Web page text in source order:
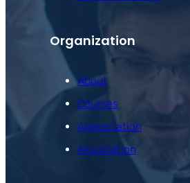
Organization
About
Courses
Appreciation
Association